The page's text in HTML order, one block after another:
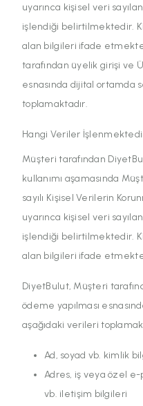
uyarınca kişisel veri
işlendiği belirtilmektedir.
alan bilgileri ifade
tarafından üyelik girişi ve
esnasında dijital ortamda
toplamaktadır.
Hangi Veriler
Müşteri tarafından
kullanımı aşamasında
sayılı Kişisel Verilerin
uyarınca kişisel veri
işlendiği belirtilmektedir.
alan bilgileri ifade
DiyetBulut, Müşteri
ödeme yapılması
aşağıdaki verileri
Ad, soyad vb. kimlik
Adres, iş veya özel
vb. iletişim bilgileri